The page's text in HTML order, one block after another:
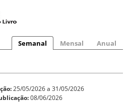
Semanal Mensal Anual
25/05/2026 a 31/05/2026
08/06/2026